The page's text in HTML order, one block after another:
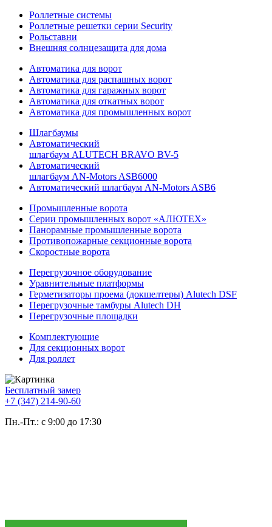
Роллетные системы
Роллетные решетки серии Security
Рольставни
Внешняя солнцезащита для дома
Автоматика для ворот
Автоматика для распашных ворот
Автоматика для гаражных ворот
Автоматика для откатных ворот
Автоматика для промышленных ворот
Шлагбаумы
Автоматический
шлагбаум ALUTECH BRAVO BV-5
Автоматический
шлагбаум AN-Motors ASB6000
Автоматический шлагбаум AN-Motors ASB6
Промышленные ворота
Серии промышленных ворот «АЛЮТЕХ»
Панорамные промышленные ворота
Противопожарные секционные ворота
Скоростные ворота
Перегрузочное оборудование
Уравнительные платформы
Герметизаторы проема (докшелтеры) Alutech DSF
Перегрузочные тамбуры Alutech DH
Перегрузочные площадки
Комплектующие
Для секционных ворот
Для роллет
Бесплатный замер
+7 (347) 214-90-60
Пн.-Пт.: с 9:00 до 17:30